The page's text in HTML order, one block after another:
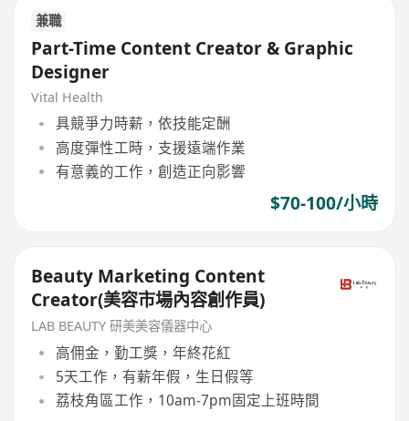
兼職
Part-Time Content Creator & Graphic
Designer
Vital Health
具競爭力時薪，依技能定酬
高度彈性工時，支援遠端作業
有意義的工作，創造正向影響
$70-100/小時
Beauty Marketing Content
Creator(美容市場內容創作員)
LAB BEAUTY 研美美容儀器中心
高佣金，勤工獎，年終花紅
5天工作，有薪年假，生日假等
荔枝角區工作，10am-7pm固定上班時間